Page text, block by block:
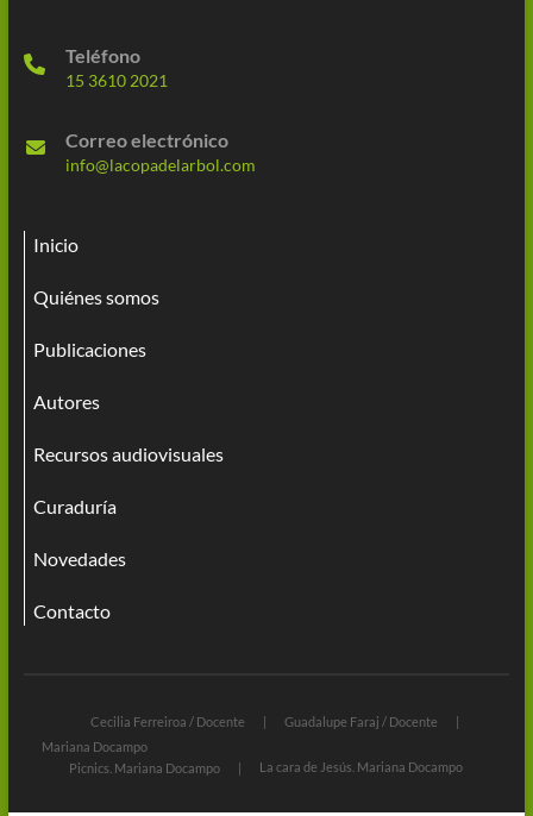
Teléfono
15 3610 2021
Correo electrónico
info@lacopadelarbol.com
Inicio
Quiénes somos
Publicaciones
Autores
Recursos audiovisuales
Curaduría
Novedades
Contacto
Cecilia Ferreiroa / Docente
Guadalupe Faraj / Docente
Mariana Docampo
Picnics. Mariana Docampo
La cara de Jesús. Mariana Docampo